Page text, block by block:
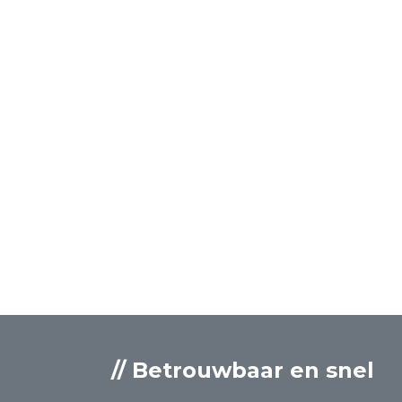
// Betrouwbaar en snel